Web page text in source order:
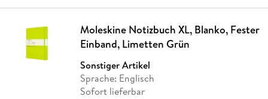
Moleskine Notizbuch XL, Blanko, Fester
Einband, Limetten Grün
Sonstiger Artikel
Sprache: Englisch
Sofort lieferbar